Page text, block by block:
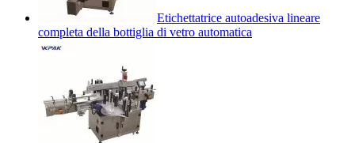
Etichettatrice autoadesiva lineare
completa della bottiglia di vetro automatica